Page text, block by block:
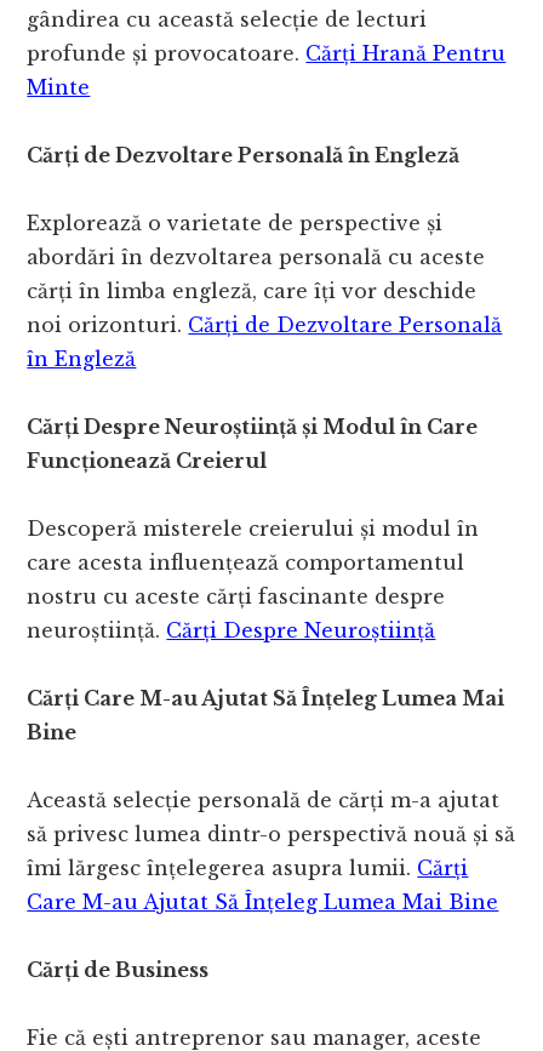
gândirea cu această selecție de lecturi
profunde și provocatoare. Cărți Hrană Pentru
Minte
Cărți de Dezvoltare Personală în Engleză
Explorează o varietate de perspective și
abordări în dezvoltarea personală cu aceste
cărți în limba engleză, care îți vor deschide
noi orizonturi. Cărți de Dezvoltare Personală
în Engleză
Cărți Despre Neuroștiință și Modul în Care
Funcționează Creierul
Descoperă misterele creierului și modul în
care acesta influențează comportamentul
nostru cu aceste cărți fascinante despre
neuroștiință. Cărți Despre Neuroștiință
Cărți Care M-au Ajutat Să Înțeleg Lumea Mai
Bine
Această selecție personală de cărți m-a ajutat
să privesc lumea dintr-o perspectivă nouă și să
îmi lărgesc înțelegerea asupra lumii. Cărți
Care M-au Ajutat Să Înțeleg Lumea Mai Bine
Cărți de Business
Fie că ești antreprenor sau manager, aceste